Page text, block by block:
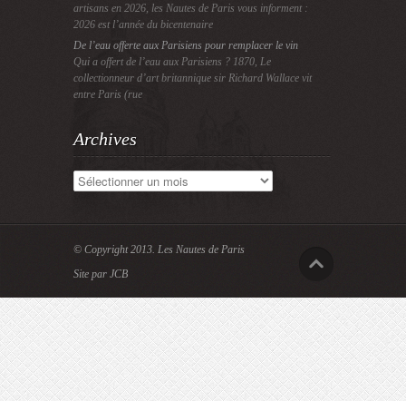
artisans en 2026, les Nautes de Paris vous informent :
2026 est l’année du bicentenaire
De l’eau offerte aux Parisiens pour remplacer le vin
Qui a offert de l’eau aux Parisiens ? 1870, Le
collectionneur d’art britannique sir Richard Wallace vit
entre Paris (rue
Archives
Archives
© Copyright 2013. Les Nautes de Paris
Site par JCB